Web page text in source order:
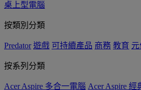
桌上型電腦
按類別分類
Predator 遊戲 可持續產品 商務 教育
按系列分類
Acer Aspire 多合一電腦 Acer Aspire